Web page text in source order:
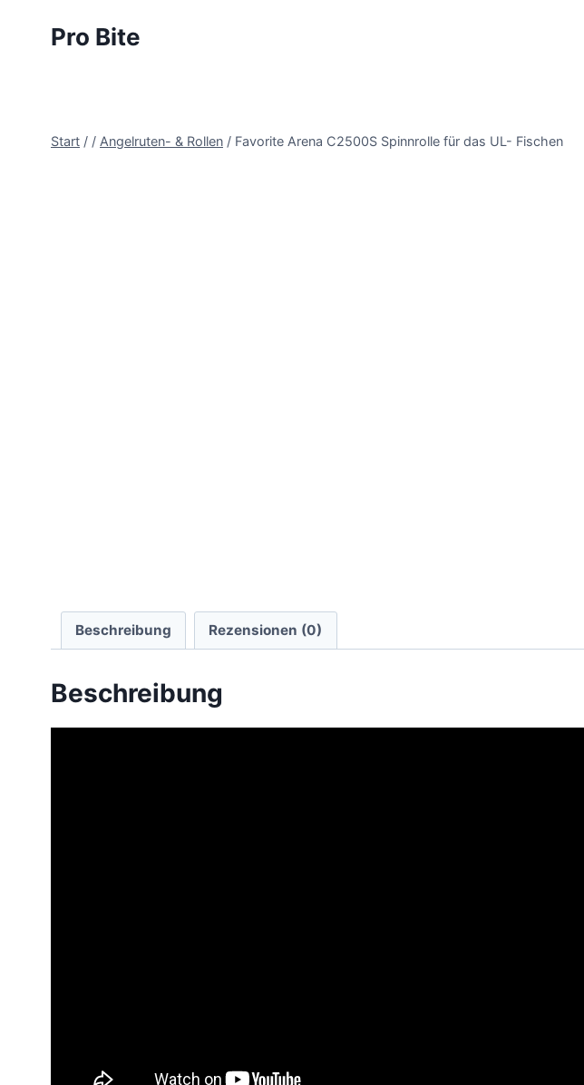
Pro Bite
Start / / Angelruten- & Rollen / Favorite Arena C2500S Spinnrolle für das UL- Fischen
Beschreibung Rezensionen (0)
Beschreibung